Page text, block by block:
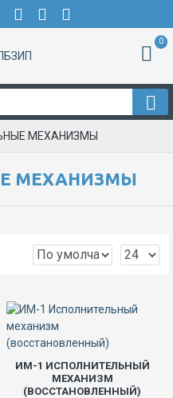
0
МЕХАНИЗМЫ
МЕХАНИЗМЫ
ИМ-1 ИСПОЛНИТЕЛЬНЫЙ
МЕХАНИЗМ
(ВОССТАНОВЛЕННЫЙ)